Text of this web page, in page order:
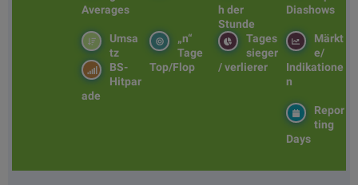
Diashows
h der
Stunde
Averages
Märkt
e/
Indikatione
n
Tages
sieger
/ verlierer
„n“
Tage
Top/Flop
Umsa
tz
BS-
Hitpar
ade
Repor
ting
Days